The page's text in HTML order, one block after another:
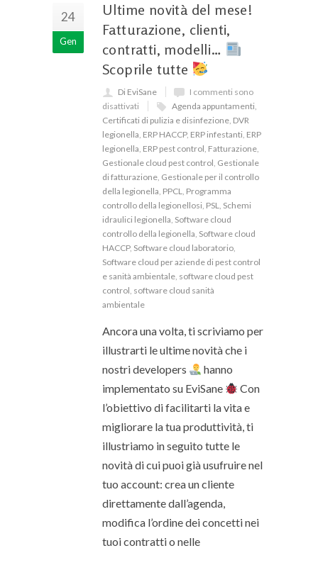
24
Gen
Ultime novità del mese!
Fatturazione, clienti,
contratti, modelli…
Scoprile tutte
Di EviSane
I commenti sono
disattivati
Agenda appuntamenti,
Certificati di pulizia e disinfezione, DVR
legionella, ERP HACCP, ERP infestanti, ERP
legionella, ERP pest control, Fatturazione,
Gestionale cloud pest control, Gestionale
di fatturazione, Gestionale per il controllo
della legionella, PPCL, Programma
controllo della legionellosi, PSL, Schemi
idraulici legionella, Software cloud
controllo della legionella, Software cloud
HACCP, Software cloud laboratorio,
Software cloud per aziende di pest control
e sanità ambientale, software cloud pest
control, software cloud sanità
ambientale
Ancora una volta, ti scriviamo per
illustrarti le ultime novità che i
nostri developers
hanno
implementato su EviSane
Con
l’obiettivo di facilitarti la vita e
migliorare la tua produttività, ti
illustriamo in seguito tutte le
novità di cui puoi già usufruire nel
tuo account: crea un cliente
direttamente dall’agenda,
modifica l’ordine dei concetti nei
tuoi contratti o nelle